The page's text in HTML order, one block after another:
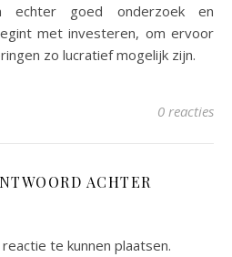
echter goed onderzoek en
met investeren, om ervoor
zo lucratief mogelijk zijn.
0 reacties
ACHTER
te kunnen plaatsen.